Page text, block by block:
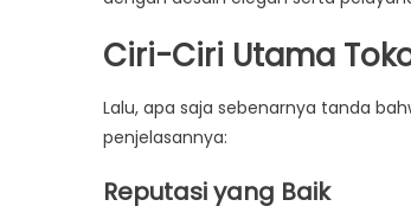
Ciri-Ciri Utama
Lalu, apa saja sebenarnya tanda
penjelasannya:
Reputasi yang Baik